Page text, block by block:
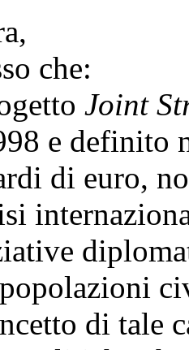
che:
Joint
e definito
di euro,
tale